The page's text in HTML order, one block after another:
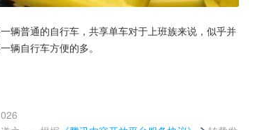
辆普通的自行车，共享单车对于上班族来说，似乎并
辆自行车方便的多。